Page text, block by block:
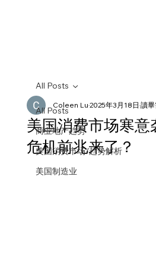
All Posts
商业地产趋势
美国消费市场/趋势解析
美国制造业
All Posts
美国消费市场寒意
危机前兆来了？
Coleen Lu2025年3月18日 讀